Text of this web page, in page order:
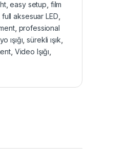
,easy setup film
full aksesuar LED
, professional
ışığı ,sürekli ışık
Video Işığı